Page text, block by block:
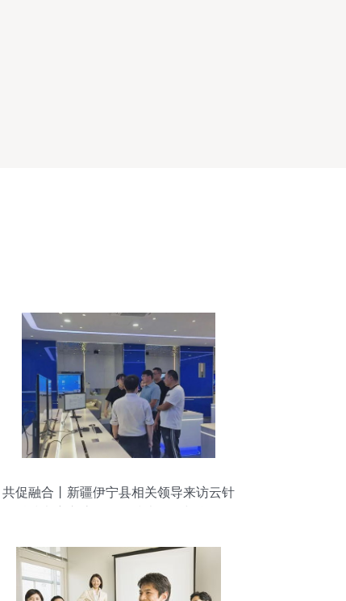
共促融合丨新疆伊宁县相关领导来访云针